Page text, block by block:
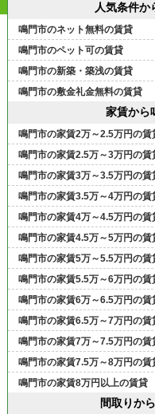
人気条件か
鳴門市のネット無料の賃貸
鳴門市のペット可の賃貸
鳴門市の新築・築浅の賃貸
鳴門市の敷金礼金無料の賃貸
家賃から
鳴門市の家賃2万～2.5万円の賃
鳴門市の家賃2.5万～3万円の賃
鳴門市の家賃3万～3.5万円の賃
鳴門市の家賃3.5万～4万円の賃
鳴門市の家賃4万～4.5万円の賃
鳴門市の家賃4.5万～5万円の賃
鳴門市の家賃5万～5.5万円の賃
鳴門市の家賃5.5万～6万円の賃
鳴門市の家賃6万～6.5万円の賃
鳴門市の家賃6.5万～7万円の賃
鳴門市の家賃7万～7.5万円の賃
鳴門市の家賃7.5万～8万円の賃
鳴門市の家賃8万円以上の賃貸
間取りか